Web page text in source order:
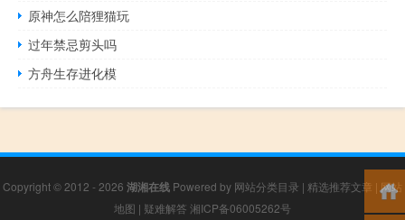
原神怎么陪狸猫玩
过年禁忌剪头吗
方舟生存进化模
Copyright © 2012 - 2026 湖湘在线 Powered by 网站分类目录 | 精选推荐文章 | 网站
地图 | 疑难解答 湘ICP备06005262号